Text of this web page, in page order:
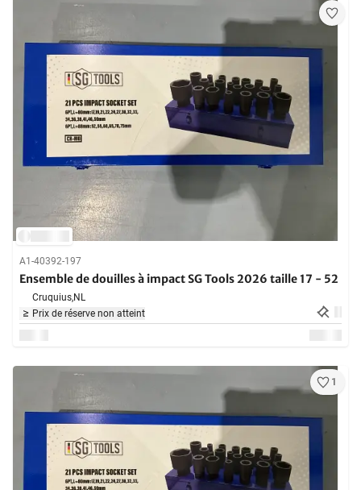
A1-40392-197
Ensemble de douilles à impact SG Tools 2026 taille 17 - 52
Cruquius,NL
Prix de réserve non atteint
1